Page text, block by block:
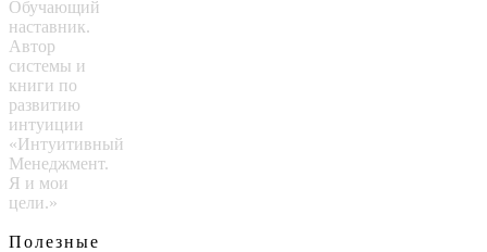
Обучающий
наставник.
Автор
системы и
книги по
развитию
интуиции
«Интуитивный
Менеджмент.
Я и мои
цели.»
Полезные